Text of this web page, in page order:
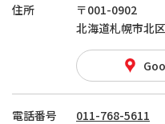
住所
〒001-0902
北海道札幌市北
電話番号 011-768-5611